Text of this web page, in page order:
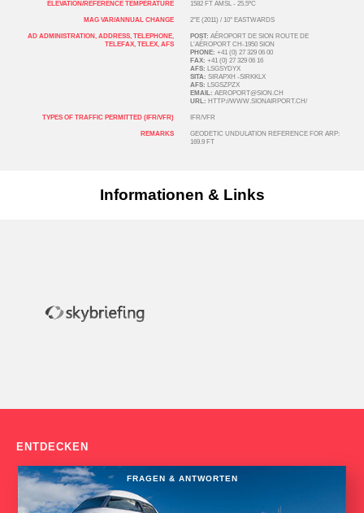
ELEVATION/REFERENCE TEMPERATURE 1582 FT AMSL - 25.5ºC
MAG VAR/ANNUAL CHANGE 2°E (2011) / 10° EASTWARDS
AD ADMINISTRATION, ADDRESS, TELEPHONE,
TELEFAX, TELEX, AFS
POST: AÉROPORT DE SION ROUTE DE
L’AÉROPORT CH-1950 SION
PHONE: +41 (0) 27 329 06 00
FAX: +41 (0) 27 329 06 16
AFS: LSGSYDYX
SITA: SIRAPXH -SIRKKLX
AFS: LSGSZPZX
EMAIL: AEROPORT@SION.CH
URL: HTTP://WWW.SIONAIRPORT.CH/
TYPES OF TRAFFIC PERMITTED (IFR/VFR) IFR/VFR
REMARKS
GEODETIC UNDULATION REFERENCE FOR ARP:
169.9 FT
Informationen & Links
ENTDECKEN
FRAGEN & ANTWORTEN